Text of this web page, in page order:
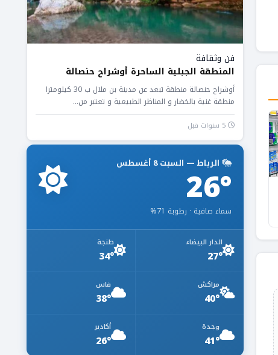
فن وثقافة
المنطقة الجبلية الساحرة أوشراح حنصالة
أوشراح حنصالة منطقة تبعد عن مدينة بن ملال ب 30 كيلومترا
منطقة غنية بالخضار و المناظر الطبيعية و تعتبر من...
الرباط — السبت 8 أغسطس
26°
سماء صافية · رطوبة 71%
الدار البيضاء
27°
طنجة
34°
مراكش
40°
فاس
38°
وجدة
41°
أكادير
26°